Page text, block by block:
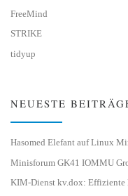
FreeMind
STRIKE
tidyup
NEUESTE
Hasomed Elefant auf Linux
Minisforum GK41 IOMMU
KIM-Dienst kv.dox: Effiziente